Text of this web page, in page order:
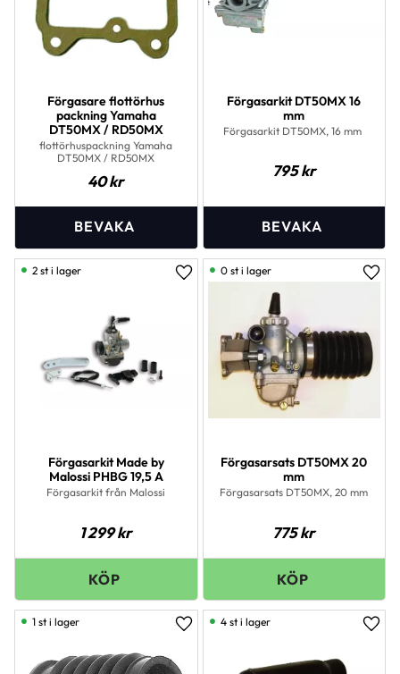
Förgasare flottörhus
packning Yamaha
DT50MX / RD50MX
flottörhuspackning Yamaha
DT50MX / RD50MX
40kr
Förgasarkit DT50MX 16
mm
Förgasarkit DT50MX, 16 mm
795kr
Förgasarkit Made by
Malossi PHBG 19,5 A
Förgasarkit från Malossi
1 299kr
Lägg till i favoriter
2 st i lager
Förgasarsats DT50MX 20
mm
Förgasarsats DT50MX, 20 mm
775kr
0 st i lager
Lägg till i favoriter
1 st i lager 4 st i lager